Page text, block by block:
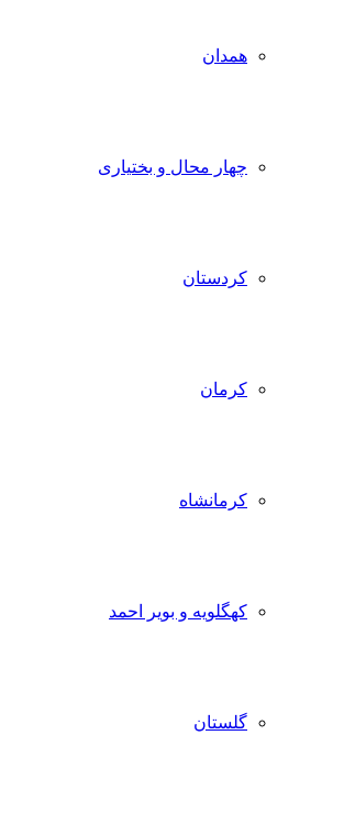
همدان
چهار محال و بختیاری
کردستان
کرمان
کرمانشاه
کهگلویه و بویر احمد
گلستان